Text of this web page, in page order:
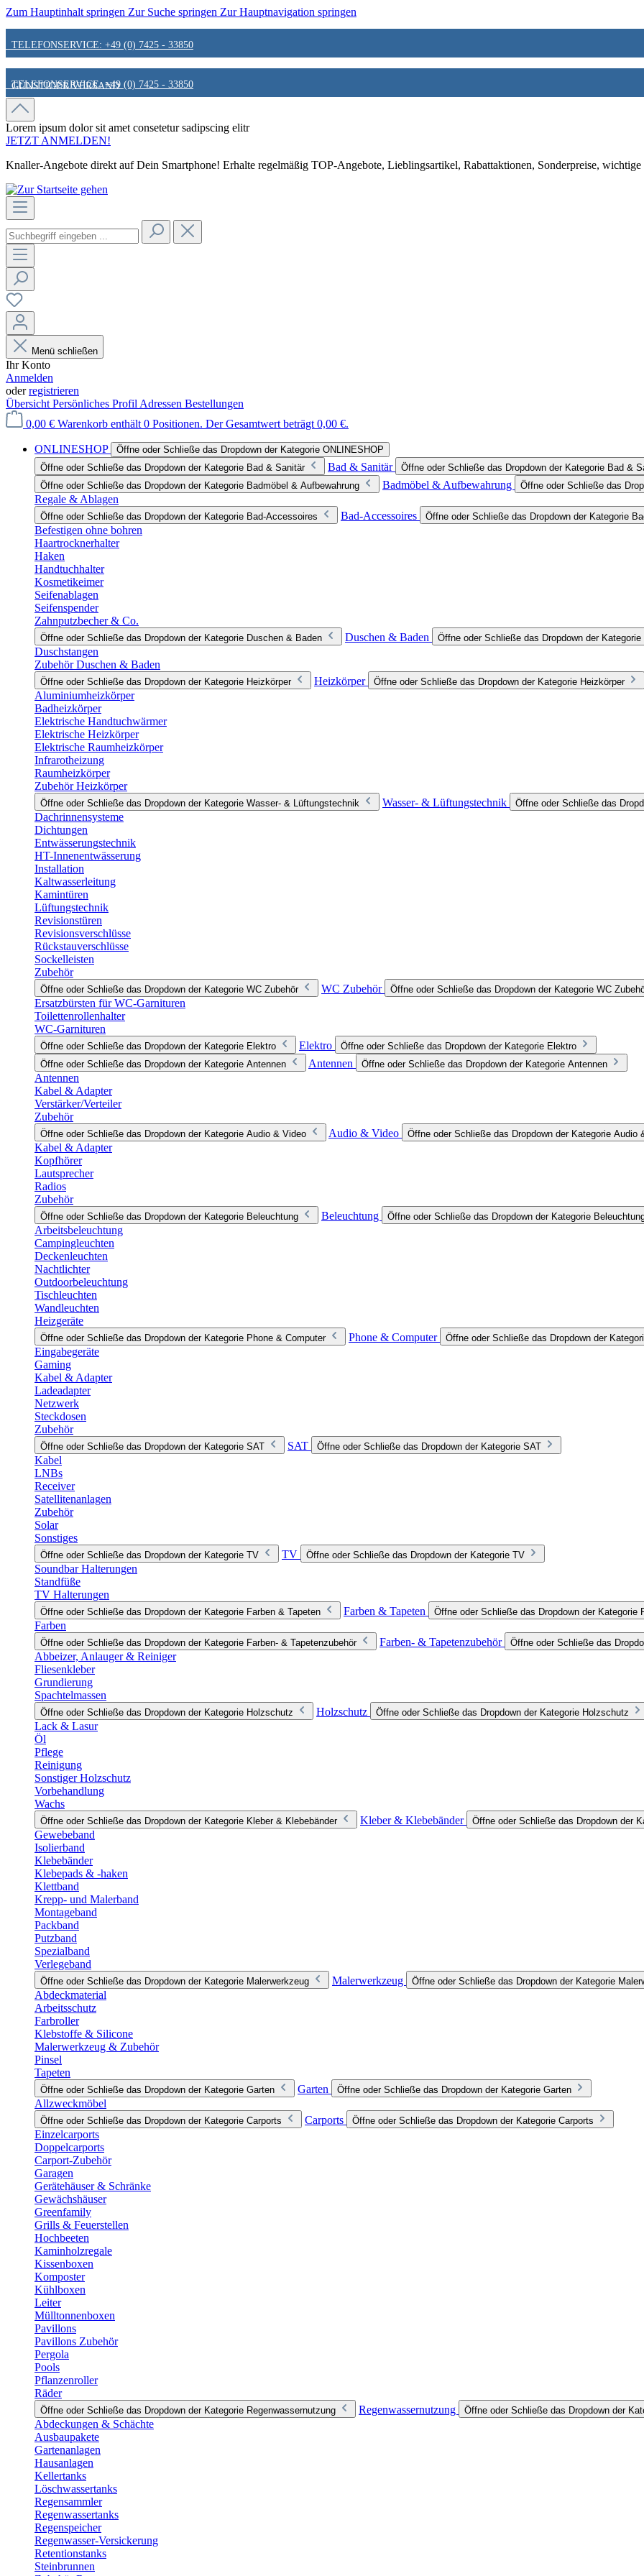
Zum Hauptinhalt springen Zur Suche springen Zur Hauptnavigation springen
TELEFONSERVICE: +49 (0) 7425 - 33850
GÜNSTIGER VERSAND
FAIR & KUNDENORIENTIERT
HINWEIS ZU STATIONÄREN PREISEN
TELEFONSERVICE: +49 (0) 7425 - 33850
GÜNSTIGER VERSAND
FAIR & KUNDENORIENTIERT
HINWEIS ZU STATIONÄREN PREISEN
Lorem ipsum dolor sit amet consetetur sadipscing elitr
JETZT ANMELDEN!
Knaller-Angebote direkt auf Dein Smartphone! Erhalte regelmäßig TOP-Angebote, Lieblingsartikel, Rabattaktionen, Sonderpreise,
Menü schließen
Ihr Konto
Anmelden
oderregistrieren
Übersicht Persönliches Profil Adressen Bestellungen
0,00 € Warenkorb enthält 0 Positionen. Der Gesamtwert beträgt 0,00 €.
ONLINESHOP
Öffne oder Schließe das Dropdown der Kategorie ONLINESHOP
Öffne oder Schließe das Dropdown der Kategorie Bad & Sanitär
Bad & Sanitär
Öffne oder Schließe das Dropdown der Kategorie Bad &
Öffne oder Schließe das Dropdown der Kategorie Badmöbel & Aufbewahrung
Badmöbel & Aufbewahrung Öffne oder Schließe das
Regale & Ablagen
Öffne oder Schließe das Dropdown der Kategorie Bad-Accessoires Bad-Accessoires Öffne oder Schließe das Dropdown der Kategorie
Befestigen ohne bohren
Haartrocknerhalter
Haken
Handtuchhalter
Kosmetikeimer
Seifenablagen
Seifenspender
Zahnputzbecher & Co.
Öffne oder Schließe das Dropdown der Kategorie Duschen & Baden Duschen & Baden Öffne oder Schließe das Dropdown der
Duschstangen
Zubehör Duschen & Baden
Öffne oder Schließe das Dropdown der Kategorie Heizkörper Heizkörper Öffne oder Schließe das Dropdown der Kategorie Heizkörper
Aluminiumheizkörper
Badheizkörper
Elektrische Handtuchwärmer
Elektrische Heizkörper
Elektrische Raumheizkörper
Infrarotheizung
Raumheizkörper
Zubehör Heizkörper
Öffne oder Schließe das Dropdown der Kategorie Wasser- & Lüftungstechnik Wasser- & Lüftungstechnik Öffne oder Schließe das
Dachrinnensysteme
Dichtungen
Entwässerungstechnik
HT-Innenentwässerung
Installation
Kaltwasserleitung
Kamintüren
Lüftungstechnik
Revisionstüren
Revisionsverschlüsse
Rückstauverschlüsse
Sockelleisten
Zubehör
Öffne oder Schließe das Dropdown der Kategorie WC Zubehör WC Zubehör Öffne oder Schließe das Dropdown der Kategorie WC
Ersatzbürsten für WC-Garnituren
Toilettenrollenhalter
WC-Garnituren
Öffne oder Schließe das Dropdown der Kategorie Elektro Elektro
Öffne oder Schließe das Dropdown der Kategorie Elektro
Öffne oder Schließe das Dropdown der Kategorie Antennen
Antennen Öffne oder Schließe das Dropdown der Kategorie Antennen
Antennen
Kabel & Adapter
Verstärker/Verteiler
Zubehör
Öffne oder Schließe das Dropdown der Kategorie Audio & Video Audio & Video Öffne oder Schließe das Dropdown der Kategorie Audio
Kabel & Adapter
Kopfhörer
Lautsprecher
Radios
Zubehör
Öffne oder Schließe das Dropdown der Kategorie Beleuchtung Beleuchtung Öffne oder Schließe das Dropdown der Kategorie
Arbeitsbeleuchtung
Campingleuchten
Deckenleuchten
Nachtlichter
Outdoorbeleuchtung
Tischleuchten
Wandleuchten
Heizgeräte
Öffne oder Schließe das Dropdown der Kategorie Phone & Computer Phone & Computer Öffne oder Schließe das Dropdown der
Eingabegeräte
Gaming
Kabel & Adapter
Ladeadapter
Netzwerk
Steckdosen
Zubehör
Öffne oder Schließe das Dropdown der Kategorie SAT SAT Öffne oder Schließe das Dropdown der Kategorie SAT
Kabel
LNBs
Receiver
Satellitenanlagen
Zubehör
Solar
Sonstiges
Öffne oder Schließe das Dropdown der Kategorie TV TV Öffne oder Schließe das Dropdown der Kategorie TV
Soundbar Halterungen
Standfüße
TV Halterungen
Öffne oder Schließe das Dropdown der Kategorie Farben & Tapeten Farben & Tapeten Öffne oder Schließe das Dropdown der Kategorie
Farben
Öffne oder Schließe das Dropdown der Kategorie Farben- & Tapetenzubehör Farben- & Tapetenzubehör Öffne oder Schließe das
Abbeizer, Anlauger & Reiniger
Fliesenkleber
Grundierung
Spachtelmassen
Öffne oder Schließe das Dropdown der Kategorie Holzschutz Holzschutz Öffne oder Schließe das Dropdown der Kategorie Holzschutz
Lack & Lasur
Öl
Pflege
Reinigung
Sonstiger Holzschutz
Vorbehandlung
Wachs
Öffne oder Schließe das Dropdown der Kategorie Kleber & Klebebänder Kleber & Klebebänder Öffne oder Schließe das Dropdown der
Gewebeband
Isolierband
Klebebänder
Klebepads & -haken
Klettband
Krepp- und Malerband
Montageband
Packband
Putzband
Spezialband
Verlegeband
Öffne oder Schließe das Dropdown der Kategorie Malerwerkzeug Malerwerkzeug Öffne oder Schließe das Dropdown der Kategorie
Abdeckmaterial
Arbeitsschutz
Farbroller
Klebstoffe & Silicone
Malerwerkzeug & Zubehör
Pinsel
Tapeten
Öffne oder Schließe das Dropdown der Kategorie Garten Garten Öffne oder Schließe das Dropdown der Kategorie Garten
Allzweckmöbel
Öffne oder Schließe das Dropdown der Kategorie Carports Carports Öffne oder Schließe das Dropdown der Kategorie Carports
Einzelcarports
Doppelcarports
Carport-Zubehör
Garagen
Gerätehäuser & Schränke
Gewächshäuser
Greenfamily
Grills & Feuerstellen
Hochbeeten
Kaminholzregale
Kissenboxen
Komposter
Kühlboxen
Leiter
Mülltonnenboxen
Pavillons
Pavillons Zubehör
Pergola
Pools
Pflanzenroller
Räder
Öffne oder Schließe das Dropdown der Kategorie Regenwassernutzung Regenwassernutzung Öffne oder Schließe das Dropdown der
Abdeckungen & Schächte
Ausbaupakete
Gartenanlagen
Hausanlagen
Kellertanks
Löschwassertanks
Regensammler
Regenwassertanks
Regenspeicher
Regenwasser-Versickerung
Retentionstanks
Steinbrunnen